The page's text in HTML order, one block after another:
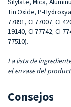
Tin Oxide, P-
77891, CI 77007, CI
19140, CI 77742, CI
77510).
La lista de
el envase del
Consejos